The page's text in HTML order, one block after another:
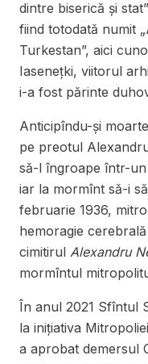
dintre biserică și
fiind totodată numit
Turkestan”, aici
Iasenețki, viitorul
i-a fost părinte
Anticipîndu-și
pe preotul
să-l îngroape într-
iar la mormînt să-i
februarie 1936,
hemoragie
cimitirul Alexandru
mormîntul
În anul 2021 Sfîntul
la inițiativa
a aprobat demersul